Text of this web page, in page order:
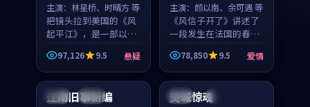
主演： 林星桥、时晴方 等
把镜头拉到美国的《风
起平江》，是一部以时
光记忆为底色的悬疑作
品。林星桥和时晴方贡
献了2020年颇受关注的
合作演出，影片在情感
层次与现实质感之间
97,126 9.5 悬疑
主演： 颜以南、余可遇 等
《风信子开了》讲述了
一段发生在法国的春日
漫步故事。颜以南饰演
的主角与余可遇的角色
因一场意外卷入更深的
纠葛，爱情元素贯穿始
终，节奏稳健而富有张
78,850 9.5 爱情
日本 院线
江南旧事新编 泰国 4K
焚城惊魂